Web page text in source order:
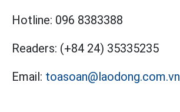
Hotline: 096 8383388
Readers: (+84 24) 35335235
Email: toasoan@laodong.com.vn